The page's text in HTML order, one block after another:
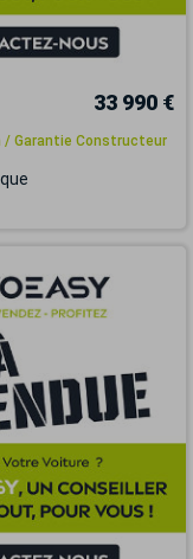
33 990 €
/ Garantie Constructeur